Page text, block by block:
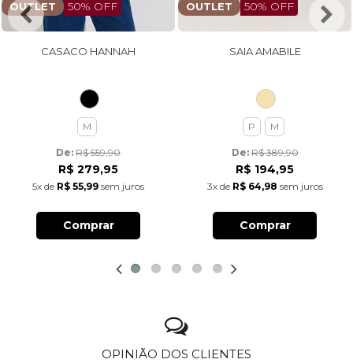
OUTLET 50% OFF
CASACO HANNAH
M
De: R$ 559,90
R$ 279,95
5x de R$ 55,99 sem juros
Comprar
OUTLET 50% OFF
SAIA AMABILE
P M
De: R$ 389,90
R$ 194,95
3xde R$ 64,98 sem juros
Comprar
OPINIÃO DOS CLIENTES